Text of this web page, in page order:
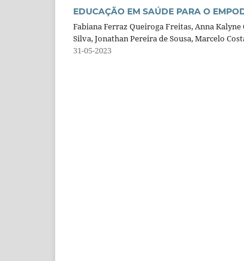
EDUCAÇÃO EM SAÚDE PARA O
Fabiana Ferraz Queiroga Freitas, Anna
Silva, Jonathan Pereira de Sousa, Marcelo
31-05-2023